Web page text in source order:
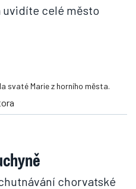
uvidíte celé město
svaté Marie z horního města.
chorvatské